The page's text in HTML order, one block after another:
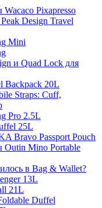
Pixapresso
Design Travel
Mini
и Quad Lock для
Backpack 20L
Straps: Cuff,
Pro 2.5L
25L
Bravo Passport Pouch
Mino Portable
в Bag & Wallet?
13L
21L
Duffel